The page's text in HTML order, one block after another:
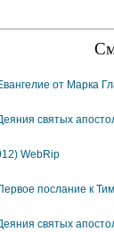
от Марка
святых
WebRip
послание к
святых